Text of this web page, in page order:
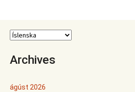
Archives
ágúst 2026